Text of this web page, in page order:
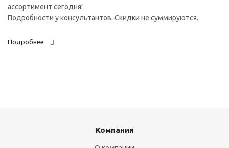
ассортимент сегодня!
Подробности у консультантов. Скидки не суммируются.
Подробнее
Компания